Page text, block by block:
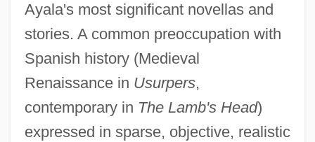
Ayala's most significant novellas and
stories. A common preoccupation with
Spanish history (Medieval
Renaissance in Usurpers,
contemporary in The Lamb's Head)
expressed in sparse, objective, realistic